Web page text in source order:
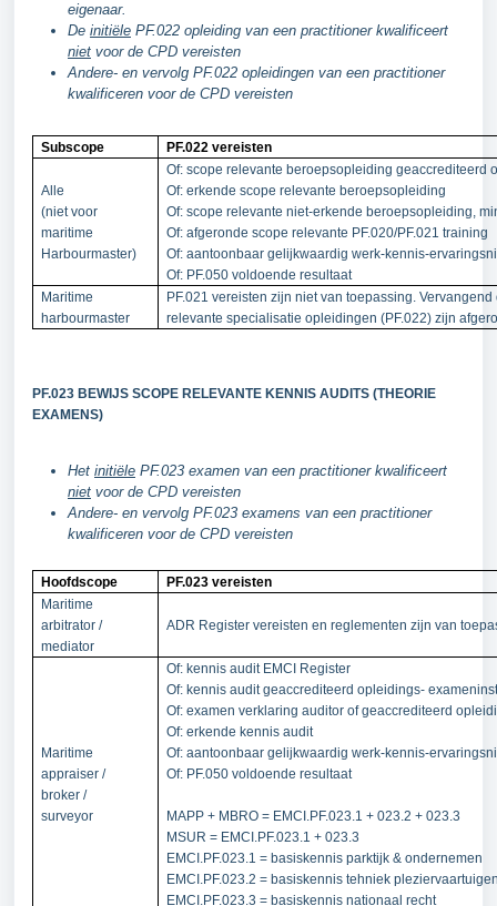
eigenaar.
De initiële PF.022 opleiding van een practitioner kwalificeert
niet voor de CPD vereisten
Andere- en vervolg PF.022 opleidingen van een practitioner
kwalificeren voor de CPD vereisten
Subscope PF.022 vereisten
Alle
(niet voor
maritime
Harbourmaster)
Of: scope relevante beroepsopleiding geaccrediteerd
Of: erkende scope relevante beroepsopleiding
Of: scope relevante niet-erkende beroepsopleiding,
Of: afgeronde scope relevante PF.020/PF.021 training
Of: aantoonbaar gelijkwaardig werk-kennis-
Of: PF.050 voldoende resultaat
Maritime
harbourmaster
PF.021 vereisten zijn niet van toepassing.
relevante specialisatie opleidingen (PF.022) zijn
PF.023 BEWIJS SCOPE RELEVANTE KENNIS AUDITS (THEORIE
EXAMENS)
Het initiële PF.023 examen van een practitioner kwalificeert
niet voor de CPD vereisten
Andere- en vervolg PF.023 examens van een practitioner
kwalificeren voor de CPD vereisten
Hoofdscope
PF.023 vereisten
Maritime
arbitrator /
mediator
ADR Register vereisten en reglementen zijn van
Maritime
appraiser /
broker /
surveyor
Of: kennis audit EMCI Register
Of: kennis audit geaccrediteerd opleidings-
Of: examen verklaring auditor of geaccrediteerd
Of: erkende kennis audit
Of: aantoonbaar gelijkwaardig werk-kennis-
Of: PF.050 voldoende resultaat
MAPP + MBRO = EMCI.PF.023.1 + 023.2 + 023.3
MSUR = EMCI.PF.023.1 + 023.3
EMCI.PF.023.1 = basiskennis parktijk & ondernemen
EMCI.PF.023.2 = basiskennis tehniek
EMCI.PF.023.3 = basiskennis nationaal recht